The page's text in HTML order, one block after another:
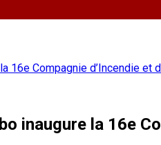
16e Compagnie d’Incendie et
inaugure la 16e